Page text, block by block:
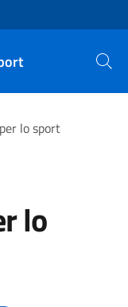
Cerca
lo sport
lo